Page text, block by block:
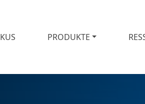
PRODUKTE